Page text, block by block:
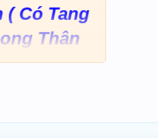
( Có Tang
Thân
Con